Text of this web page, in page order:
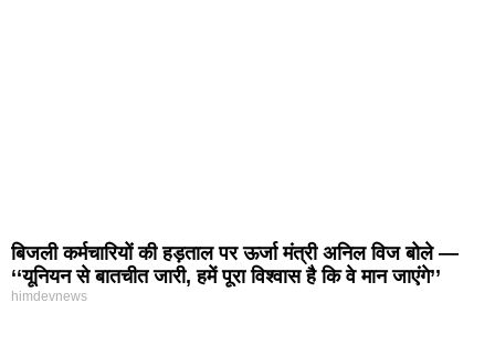
बिजली कर्मचारियों की हड़ताल पर ऊर्जा मंत्री अनिल विज बोले —
‘‘यूनियन से बातचीत जारी, हमें पूरा विश्वास है कि वे मान जाएंगे’’
himdevnews